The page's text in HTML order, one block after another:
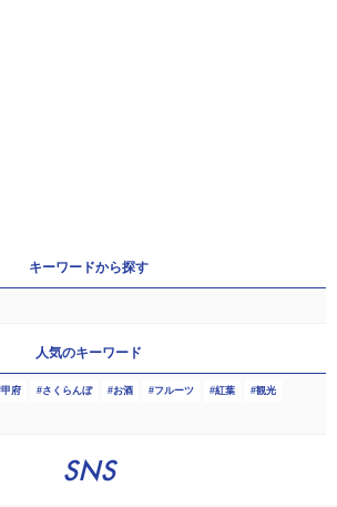
キーワードから探す
人気のキーワード
甲府 さくらんぼ お酒 フルーツ 紅葉 観光
SNS